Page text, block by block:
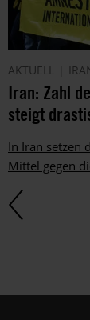
AKTUELL
Iran: Zahl
steigt
In Iran setzen
Mittel gegen